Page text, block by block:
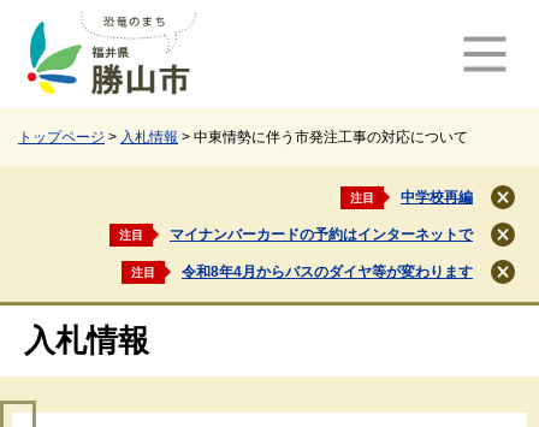
トップページ > 入札情報 > 中東情勢に伴う市発注工事の対応について
注目 中学校再編
閉
じ
る
注目 マイナンバーカードの予約はインターネットで
閉
じ
る
注目 令和8年4月からバスのダイヤ等が変わります
閉
じ
入札情報